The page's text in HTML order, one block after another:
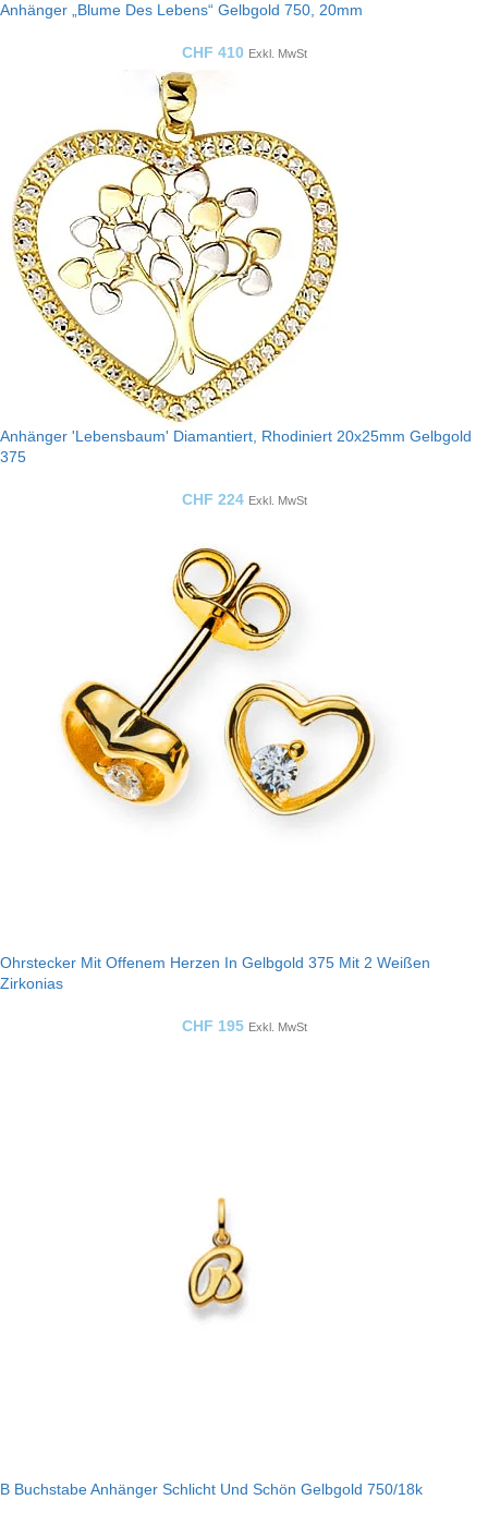
Anhänger „Blume Des Lebens“ Gelbgold 750, 20mm
CHF 410 Exkl. MwSt
Anhänger 'Lebensbaum' Diamantiert, Rhodiniert 20x25mm Gelbgold
375
CHF 224 Exkl. MwSt
Ohrstecker Mit Offenem Herzen In Gelbgold 375 Mit 2 Weißen
Zirkonias
CHF 195 Exkl. MwSt
B Buchstabe Anhänger Schlicht Und Schön Gelbgold 750/18k